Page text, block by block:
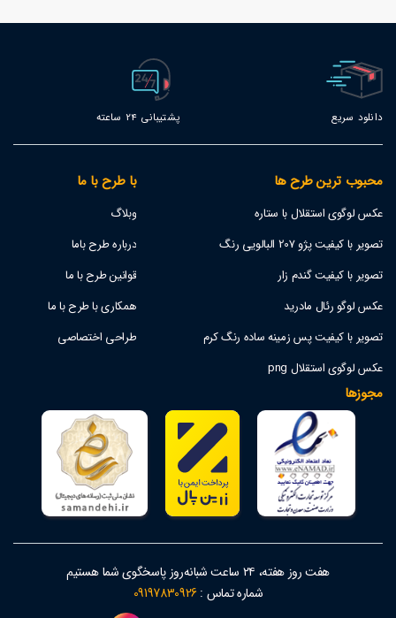
دانلود سریع پشتیبانی 24 ساعته
محبوب ترین طرح ها
عکس لوگوی استقلال با ستاره
تصویر با کیفیت پژو 207 البالویی رنگ
تصویر با کیفیت گندم زار
عکس لوگو رئال مادرید
تصویر با کیفیت پس زمینه ساده رنگ کرم
عکس لوگوی استقلال png
با طرح با ما
وبلاگ
درباره طرح باما
قوانین طرح با ما
همکاری با طرح با ما
طراحی اختصاصی
مجوزها
هفت روز هفته، ۲۴ ساعت شبانه‌روز پاسخگوی شما هستیم
شماره تماس :09197830926